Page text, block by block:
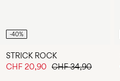
-40%
STRICK ROCK
CHF 20,90 CHF 34,90